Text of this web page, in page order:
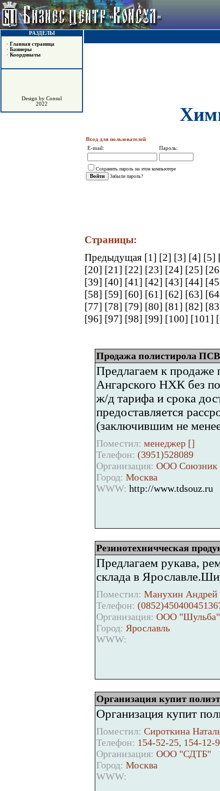
РАЗДЕЛЫ
• Главная страница
• Баннеры
• Координаты
Design by Consul
2022
Вход для пользователей
E-mail:
Пароль:
Сохранить пароль на этом компьютере
Забыли пароль?
Страницы:
Предыдущая [1] [2] [3] [4] [5]
[20] [21] [22] [23] [24] [25]
[39] [40] [41] [42] [43] [44]
[58] [59] [60] [61] [62] [63]
[77] [78] [79] [80] [81] [82]
[96] [97] [98] [99] [100] [101]
Продажа полистирола
Предлагаем к
Ангарского НХК без
ж/д тарифа и срока
предоставляется
(заключившим не
Поместил: менеджер []
Телефон: (3951)528089
Организация: ООО Союзник
Город: Москва
WWW: http://www.tdsouz.ru
Резинотехничческая
Предлагаем рукава,
склада в
Поместил: Манухин Андрей
Телефон:
Организация: ООО "Шульба"
Город: Ярославль
WWW:
Организация купит
Организация купит
Поместил: Сироткина
Телефон: 154-52-25, 154-12-
Организация: ООО "СДТБ"
Город: Москва
WWW: